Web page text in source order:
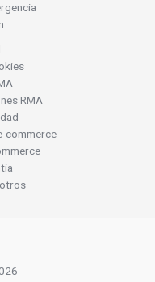
RMA
commerce